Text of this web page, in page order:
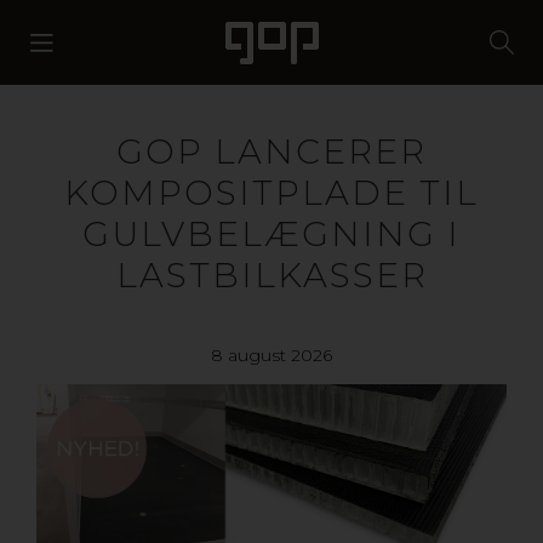
GOP LANCERER
KOMPOSITPLADE TIL
GULVBELÆGNING I
LASTBILKASSER
8 august 2026